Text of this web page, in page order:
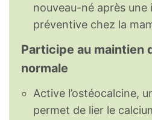
nouveau-né après une
préventive chez la
Participe au maintien
normale
Active l’ostéocalcine,
permet de lier le